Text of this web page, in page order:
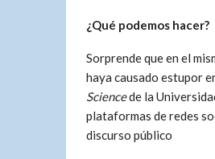
¿Qué podemos hacer?
Sorprende que en el
haya causado estupor
Sciencede la
plataformas de redes
discurso público